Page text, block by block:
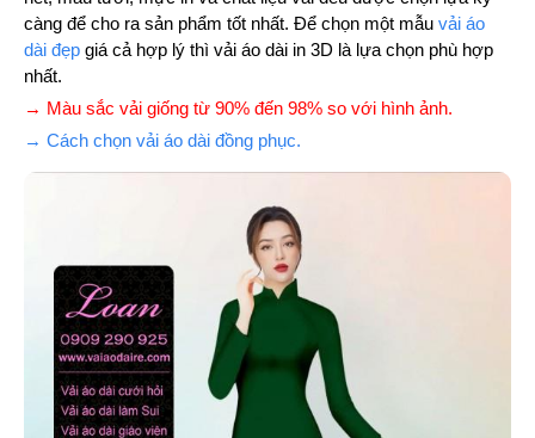
càng để cho ra sản phẩm tốt nhất. Để chọn một mẫu vải áo
dài đẹp giá cả hợp lý thì vải áo dài in 3D là lựa chọn phù hợp
nhất.
→ Màu sắc vải giống từ 90% đến 98% so với hình ảnh.
→ Cách chọn vải áo dài đồng phục.